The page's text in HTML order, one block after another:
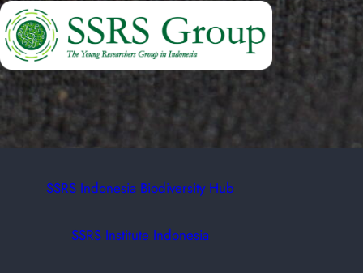
SSRS Indonesia Biodiversity Hub
SSRS Institute Indonesia